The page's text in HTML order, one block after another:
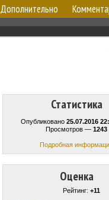
Дополнительно
Статистика
Опубликовано 25.07.2016
Просмотров — 1243
Подробная
Оценка
Рейтинг: +11